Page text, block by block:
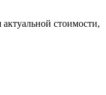
стоимости,